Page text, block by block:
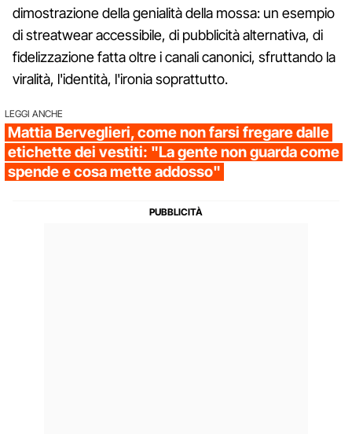
dimostrazione della genialità della mossa: un esempio
di streatwear accessibile, di pubblicità alternativa, di
fidelizzazione fatta oltre i canali canonici, sfruttando la
viralità, l'identità, l'ironia soprattutto.
LEGGI ANCHE
Mattia Berveglieri, come non farsi fregare dalle
etichette dei vestiti: "La gente non guarda come
spende e cosa mette addosso"